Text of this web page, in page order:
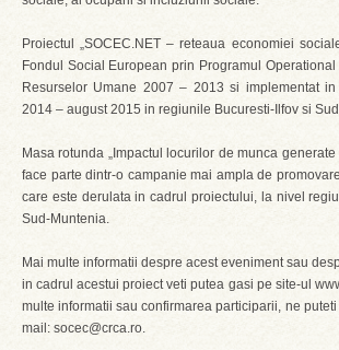
Proiectul „SOCEC.NET – reteaua economiei
Fondul Social European prin Programul
Resurselor Umane 2007 – 2013 si implementat
2014 – august 2015 in regiunile Bucuresti-Ilfov si
Masa rotunda „Impactul locurilor de munca
face parte dintr-o campanie mai ampla de
care este derulata in cadrul proiectului, la nivel
Sud-Muntenia.
Mai multe informatii despre acest eveniment sau
in cadrul acestui proiect veti putea gasi pe site-ul
multe informatii sau confirmarea participarii, ne
mail: socec@crca.ro.